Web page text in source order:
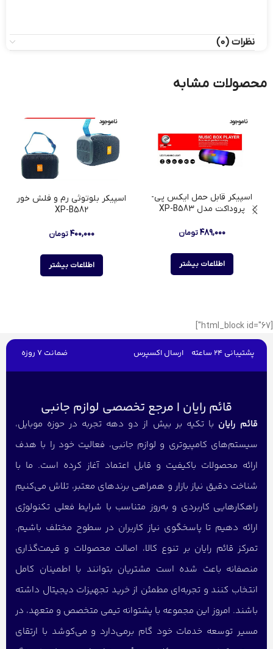
نظرات (0)
محصولات مشابه
ناموجود
اسپیکر قابل حمل ایکس پی-
پروداکت مدل XP-B583
۴۸۹,۰۰۰ تومان
اطلاعات بیشتر
ناموجود
اسپیکر بلوتوثی رم و فلش خور
XP-B582
۴۰۰,۰۰۰ تومان
اطلاعات بیشتر
[html_block id="67"]
پشتیبانی 24 ساعته ارسال اکسپرس ضمانت 7 روزه
قائم رایان | مرجع تخصصی لوازم جانبی
قائم رایان با تکیه بر بیش از دو دهه تجربه در حوزه موبایل،
سیستم‌های کامپیوتری و لوازم جانبی، فعالیت خود را با هدف
ارائه محصولات باکیفیت و قابل اعتماد آغاز کرده است. ما با
شناخت دقیق نیاز بازار و همراهی برندهای معتبر، تلاش می‌کنیم
راهکارهایی کاربردی و به‌روز متناسب با شرایط فعلی تکنولوژی
ارائه دهیم تا پاسخگوی نیاز کاربران در سطوح مختلف باشیم.
تمرکز قائم رایان بر تنوع کالا، اصالت محصولات و قیمت‌گذاری
منصفانه باعث شده است مشتریان بتوانند با اطمینان کامل
انتخاب کنند و تجربه‌ای مطمئن از خرید تجهیزات دیجیتال داشته
باشند. امروز این مجموعه با پشتوانه تیمی متخصص و متعهد، در
مسیر توسعه خدمات خود گام برمی‌دارد و می‌کوشد با ارتقای